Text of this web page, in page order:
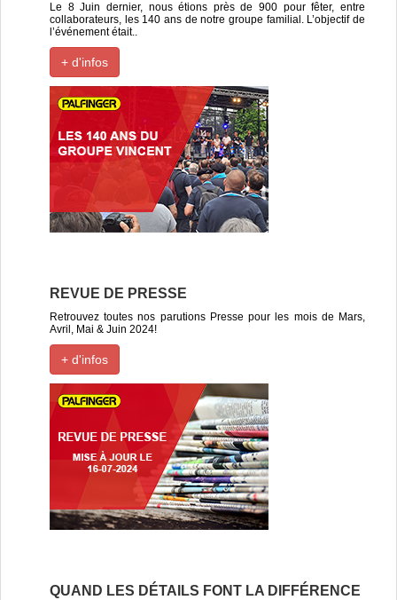
Le 8 Juin dernier, nous étions près de 900 pour fêter, entre
collaborateurs, les 140 ans de notre groupe familial. L’objectif de
l’événement était..
+ d'infos
REVUE DE PRESSE
Retrouvez toutes nos parutions Presse pour les mois de Mars,
Avril, Mai & Juin 2024!
+ d'infos
QUAND LES DÉTAILS FONT LA DIFFÉRENCE